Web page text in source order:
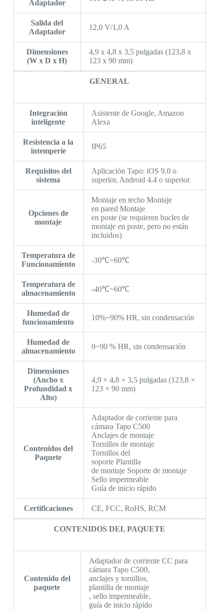
Adaptador
Salida del
Adaptador
12,0 V/1,0 A
Dimensiones
(W x D x H)
4,9 x 4,8 x 3,5 pulgadas (123,8 x
123 x 90 mm)
GENERAL
Integración
inteligente
Asistente de Google, Amazon
Alexa
Resistencia a la
intemperie
IP65
Requisitos del
sistema
Aplicación Tapo: iOS 9.0 o
superior, Android 4.4 o superior
Opciones de
montaje
Montaje en techo Montaje
en pared Montaje
en poste (se requieren bucles de
montaje en poste, pero no están
incluidos)
Temperatura de
Funcionamiento
-30℃~60℃
Temperatura de
almacenamiento
-40℃~60℃
Humedad de
funcionamiento
10%~90% HR, sin condensación
Humedad de
almacenamiento
0~90 % HR, sin condensación
Dimensiones
(Ancho x
Profundidad x
Alto)
4,9 × 4,8 × 3,5 pulgadas (123,8 ×
123 × 90 mm)
Contenidos del
Paquete
Adaptador de corriente para
cámara Tapo C500
Anclajes de montaje
Tornillos de montaje
Tornillos del
soporte Plantilla
de montaje Soporte de montaje
Sello impermeable
Guía de inicio rápido
Certificaciones CE, FCC, RoHS, RCM
CONTENIDOS DEL PAQUETE
Contenido del
paquete
Adaptador de corriente CC para
cámara Tapo C500,
anclajes y tornillos,
plantilla de montaje
, sello impermeable,
guía de inicio rápido